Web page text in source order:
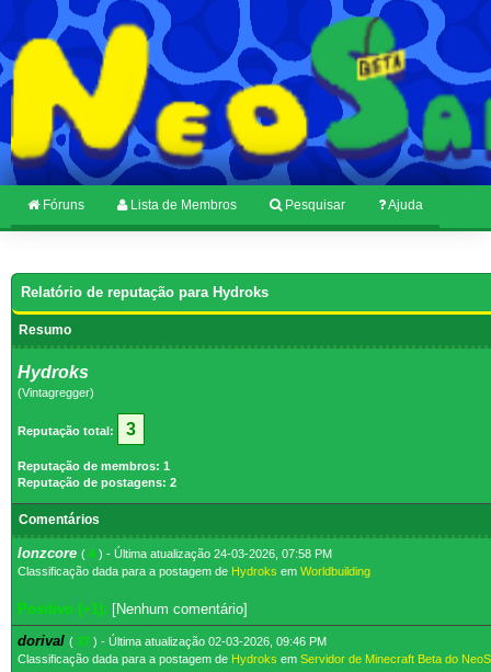
Fóruns Lista de Membros Pesquisar Ajuda
Relatório de reputação para Hydroks
Resumo
Hydroks
(Vintagregger)
Reputação total: 3
Reputação de membros: 1
Reputação de postagens: 2
Comentários
lonzcore ( 4 ) - Última atualização 24-03-2026, 07:58 PM
Classificação dada para a postagem de Hydroks em Worldbuilding
Positivo (+1): [Nenhum comentário]
dorival ( 37 ) - Última atualização 02-03-2026, 09:46 PM
Classificação dada para a postagem de Hydroks em Servidor de Minecraft Beta do